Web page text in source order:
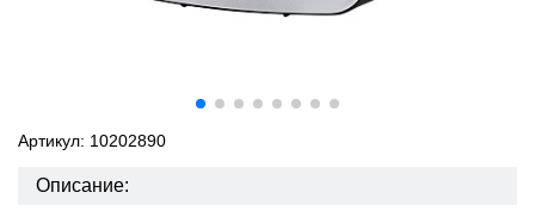
Артикул: 10202890
Описание: